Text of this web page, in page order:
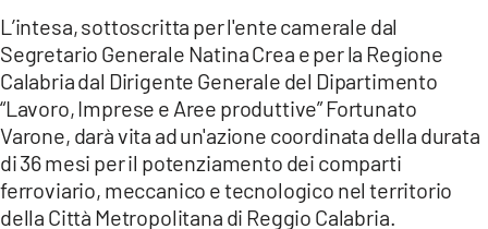
COSENZACHANNEL.IT
ILVIBONESE.IT
CATANZAROCHANNEL.IT
LACAPITALENEWS.IT
L’intesa, sottoscritta per l'ente camerale dal
Segretario Generale Natina Crea e per la Regione
Calabria dal Dirigente Generale del Dipartimento
“Lavoro, Imprese e Aree produttive” Fortunato
Varone, darà vita ad un'azione coordinata della durata
di 36 mesi per il potenziamento dei comparti
ferroviario, meccanico e tecnologico nel territorio
della Città Metropolitana di Reggio Calabria.